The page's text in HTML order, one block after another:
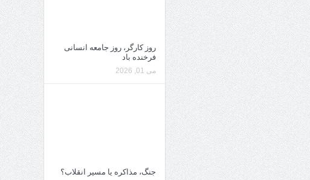
روز کارگر، روز جامعه انسانی
فرخنده باد
می 01, 2026
جنگ، مذاکره یا مسیر انقلاب؟